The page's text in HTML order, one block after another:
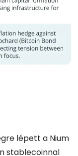
lépett a Nium
stablecoinnal